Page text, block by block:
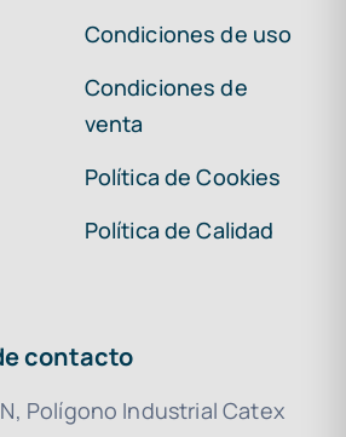
Condiciones de uso
Condiciones de
venta
Política de Cookies
Política de Calidad
contacto
Polígono Industrial Catex